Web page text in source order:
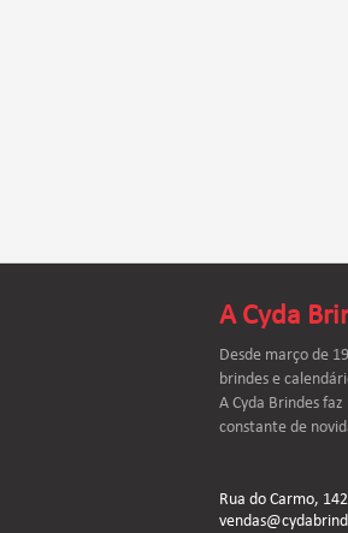
A Cyda
Desde março de
brindes e
A Cyda Brindes
constante de
Rua do Carmo,